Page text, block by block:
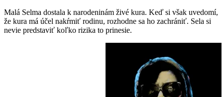
Malá Selma dostala k narodeninám živé kura. Keď si však uvedomí,
že kura má účel nakŕmiť rodinu, rozhodne sa ho zachrániť. Sela si
nevie predstaviť koľko rizika to prinesie.